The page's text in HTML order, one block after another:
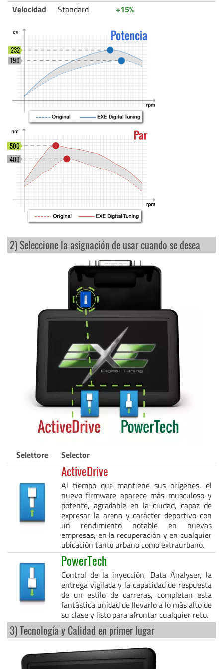
Velocidad
Standard +15%
190
232
400
500
2) Seleccione la asignación de usar cuando se desea
Selettore Selector
ActiveDrive
Al tiempo que mantiene sus orígenes, el
nuevo firmware aparece más musculoso y
potente, agradable en la ciudad, capaz de
expresar la arena y carácter deportivo con
un rendimiento notable en nuevas
empresas, en la recuperación y en cualquier
ubicación tanto urbano como extraurbano.
PowerTech
Control de la inyección, Data Analyser, la
entrega vigilada y la capacidad de respuesta
de un estilo de carreras, completan esta
fantástica unidad de llevarlo a lo más alto de
su clase y listo para afrontar cualquier reto.
3) Tecnología y Calidad en primer lugar